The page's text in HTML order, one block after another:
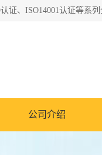
证、ISO14001认证等系列
公司介绍